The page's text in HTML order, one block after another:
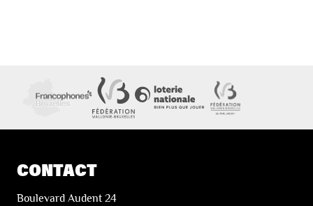
CONTACT
Boulevard Audent 24